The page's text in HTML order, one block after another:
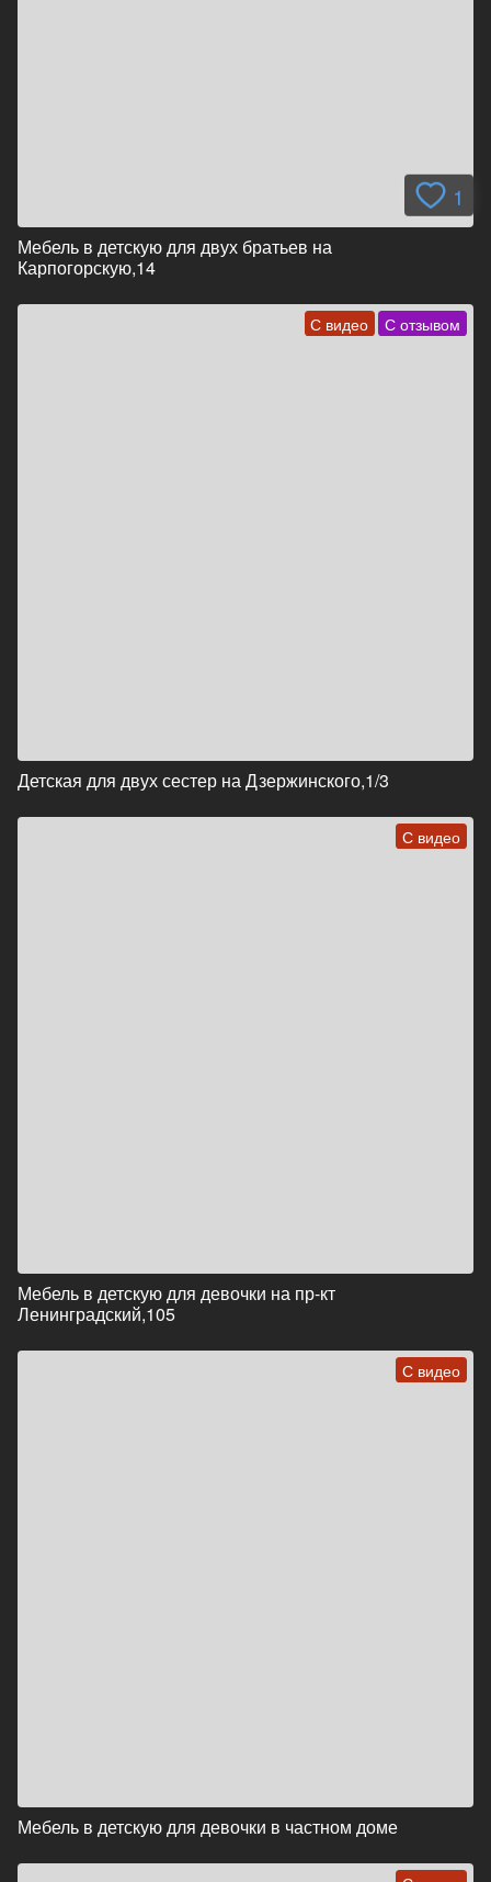
1
Мебель в детскую для двух братьев на
Карпогорскую,14
С видео С отзывом
Детская для двух сестер на Дзержинского,1/3
С видео
Мебель в детскую для девочки на пр-кт
Ленинградский,105
С видео
Мебель в детскую для девочки в частном доме